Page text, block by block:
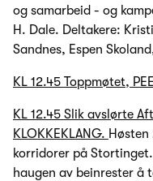
og samarbeid - og
H. Dale. Deltakere:
Sandnes, Espen
KL 12.45 Toppmøtet,
KL 12.45 Slik avslørte
KLOKKEKLANG. Høsten
korridorer på
haugen av beinrester å